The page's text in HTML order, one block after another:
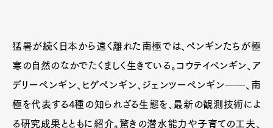
猛暑が続く日本から遠く離れた南極では、ペンギンたちが極
寒の自然のなかでたくましく生きている。コウテイペンギン、ア
デリーペンギン、ヒゲペンギン、ジェンツーペンギン——、南
極を代表する4種の知られざる生態を、最新の観測技術によ
る研究成果とともに紹介。驚きの潜水能力や子育ての工夫、